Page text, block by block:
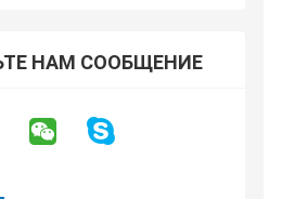
НАМ СООБЩЕНИЕ